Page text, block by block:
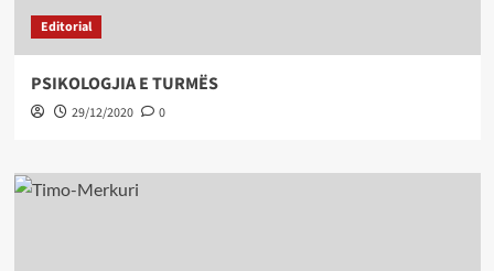
Editorial
PSIKOLOGJIA E TURMËS
29/12/2020 0